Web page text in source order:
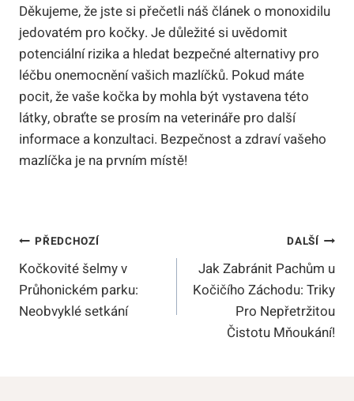
Děkujeme, že jste si přečetli náš článek o monoxidilu
jedovatém pro kočky. Je důležité si uvědomit
potenciální rizika a hledat bezpečné alternativy pro
léčbu onemocnění vašich mazlíčků. Pokud máte
pocit, že vaše kočka by mohla být vystavena této
látky, obraťte se prosím na veterináře pro další
informace a konzultaci. Bezpečnost a zdraví vašeho
mazlíčka je na prvním místě!
Navigace
Pro
Příspěvek
PŘEDCHOZÍ
Kočkovité šelmy v
Průhonickém parku:
Neobvyklé setkání
DALŠÍ
Jak Zabránit Pachům u
Kočičího Záchodu: Triky
Pro Nepřetržitou
Čistotu Mňoukání!